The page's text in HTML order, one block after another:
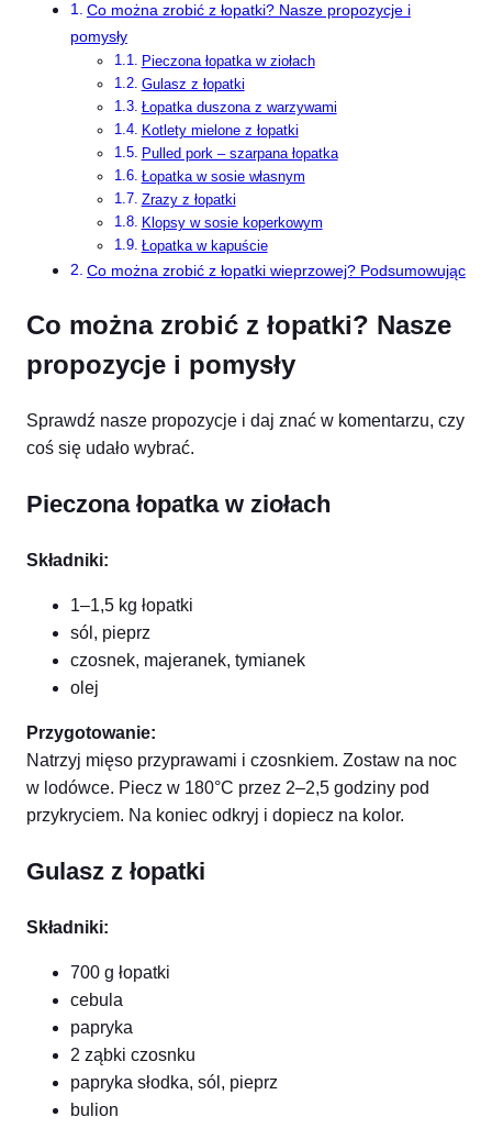
Co można zrobić z łopatki? Nasze propozycje i
pomysły
Pieczona łopatka w ziołach
Gulasz z łopatki
Łopatka duszona z warzywami
Kotlety mielone z łopatki
Pulled pork – szarpana łopatka
Łopatka w sosie własnym
Zrazy z łopatki
Klopsy w sosie koperkowym
Łopatka w kapuście
Co można zrobić z łopatki wieprzowej? Podsumowując
Co można zrobić z łopatki? Nasze
propozycje i pomysły
Sprawdź nasze propozycje i daj znać w komentarzu, czy
coś się udało wybrać.
Pieczona łopatka w ziołach
Składniki:
1–1,5 kg łopatki
sól, pieprz
czosnek, majeranek, tymianek
olej
Przygotowanie:
Natrzyj mięso przyprawami i czosnkiem. Zostaw na noc
w lodówce. Piecz w 180°C przez 2–2,5 godziny pod
przykryciem. Na koniec odkryj i dopiecz na kolor.
Gulasz z łopatki
Składniki:
700 g łopatki
cebula
papryka
2 ząbki czosnku
papryka słodka, sól, pieprz
bulion